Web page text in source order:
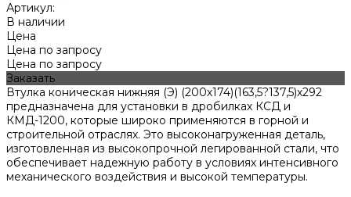
Артикул:
В наличии
Цена
Цена по запросу
Цена по запросу
Заказать
Втулка коническая нижняя (Э) (200х174)(163,5?137,5)х292
предназначена для установки в дробилках КСД и
КМД-1200, которые широко применяются в горной и
строительной отраслях. Это высоконагруженная деталь,
изготовленная из высокопрочной легированной стали, что
обеспечивает надежную работу в условиях интенсивного
механического воздействия и высокой температуры.